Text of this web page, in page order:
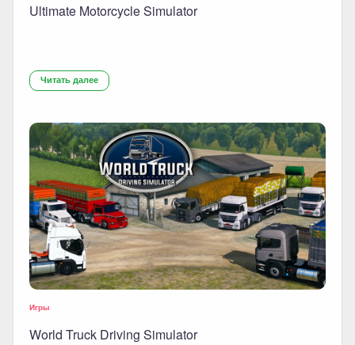
Ultimate Motorcycle Simulator
Читать далее
Игры
World Truck Driving Simulator